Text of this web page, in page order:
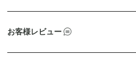
お客様レビュー